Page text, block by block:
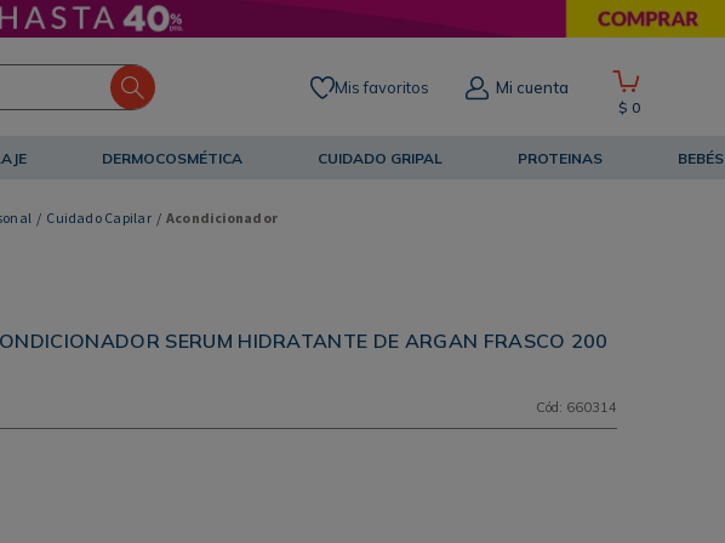
Mis favoritos Mi cuenta
$ 0
DERMOCOSMÉTICA CUIDADO GRIPAL PROTEINAS BEBÉS
Cuidado Capilar Acondicionador
SERUM HIDRATANTE DE ARGAN FRASCO 200
Cód : 660314